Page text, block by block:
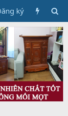
ký